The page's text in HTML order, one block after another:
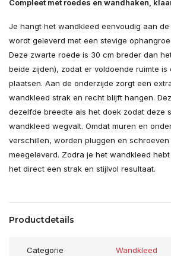
Compleet met roedes en wandhaken,
Je hangt het wandkleed eenvoudig aan de
wordt geleverd met een stevige
Deze zwarte roede is 30 cm breder dan
beide zijden), zodat er voldoende ruimte is
plaatsen. Aan de onderzijde zorgt een
wandkleed strak en recht blijft hangen.
dezelfde breedte als het doek zodat deze
wandkleed wegvalt. Omdat muren en
verschillen, worden pluggen en
meegeleverd. Zodra je het wandkleed
het direct een strak en stijlvol resultaat.
Productdetails
Categorie Wandkleed